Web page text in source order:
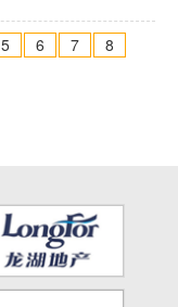
5 6 7
8